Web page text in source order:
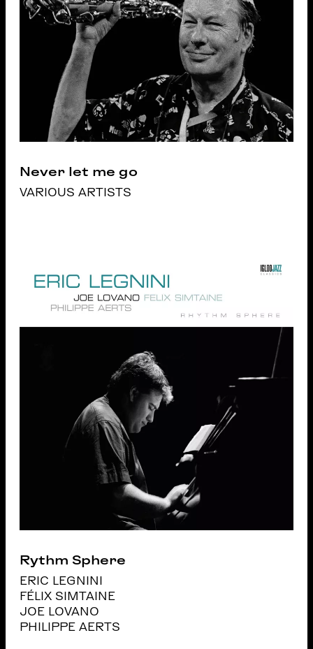
Never let me go
VARIOUS ARTISTS
Rythm Sphere
ERIC LEGNINI
FÉLIX SIMTAINE
JOE LOVANO
PHILIPPE AERTS